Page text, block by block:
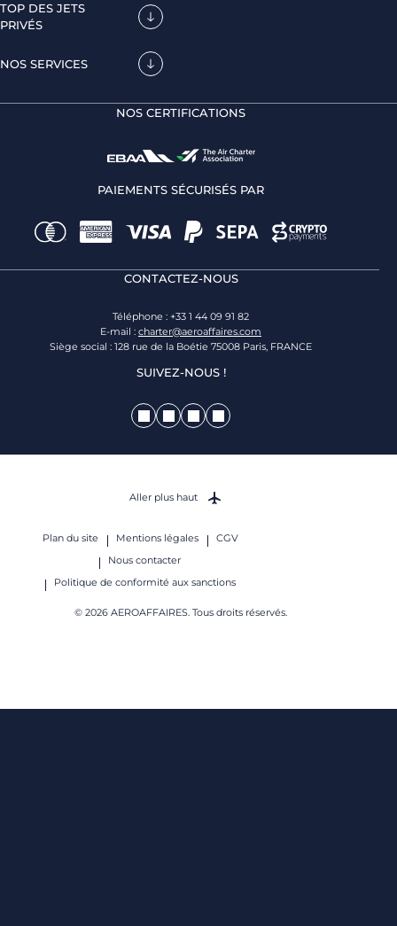
TOP DES JETS
PRIVÉS
NOS SERVICES
NOS CERTIFICATIONS
PAIEMENTS SÉCURISÉS PAR
CONTACTEZ-NOUS
Téléphone : +33 1 44 09 91 82
E-mail : charter@aeroaffaires.com
Siège social : 128 rue de la Boétie 75008 Paris, FRANCE
SUIVEZ-NOUS !
Plan du site Mentions légales
CGV
Nous contacter
Politique de conformité aux sanctions
© 2026 AEROAFFAIRES. Tous droits réservés.
Aller plus haut